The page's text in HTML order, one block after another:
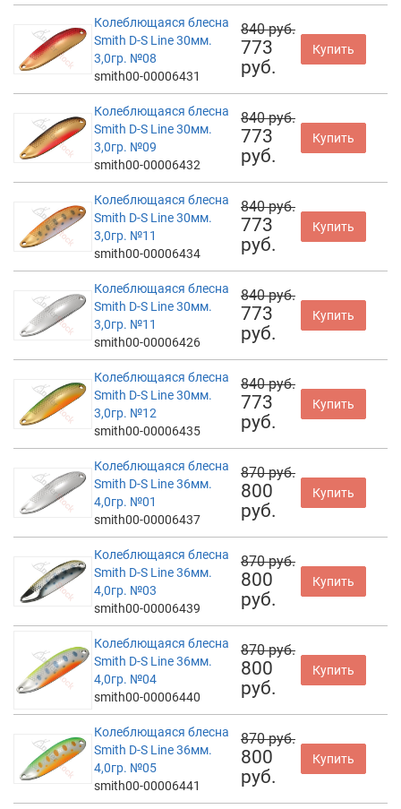
Колеблющаяся блесна
Smith D-S Line 30мм.
3,0гр. №08
smith00-00006431
840 руб.
773
руб.
Купить
Колеблющаяся блесна
Smith D-S Line 30мм.
3,0гр. №09
smith00-00006432
840 руб.
773
руб.
Купить
Колеблющаяся блесна
Smith D-S Line 30мм.
3,0гр. №11
smith00-00006434
840 руб.
773
руб.
Купить
Колеблющаяся блесна
Smith D-S Line 30мм.
3,0гр. №11
smith00-00006426
840 руб.
773
руб.
Купить
Колеблющаяся блесна
Smith D-S Line 30мм.
3,0гр. №12
smith00-00006435
840 руб.
773
руб.
Купить
Колеблющаяся блесна
Smith D-S Line 36мм.
4,0гр. №01
smith00-00006437
870 руб.
800
руб.
Купить
Колеблющаяся блесна
Smith D-S Line 36мм.
4,0гр. №03
smith00-00006439
870 руб.
800
руб.
Купить
Колеблющаяся блесна
Smith D-S Line 36мм.
4,0гр. №04
smith00-00006440
870 руб.
800
руб.
Купить
Колеблющаяся блесна
Smith D-S Line 36мм.
4,0гр. №05
smith00-00006441
870 руб.
800
руб.
Купить